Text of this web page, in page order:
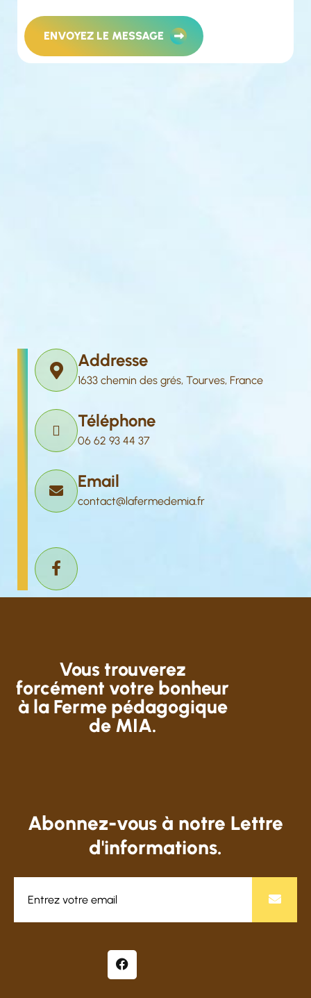
ENVOYEZ LE MESSAGE
Addresse
1633 chemin des grés, Tourves, France
Téléphone
06 62 93 44 37
Email
contact@lafermedemia.fr
Vous trouverez
forcément votre bonheur
à la Ferme pédagogique
de MIA.
Abonnez-vous à notre Lettre
d'informations.